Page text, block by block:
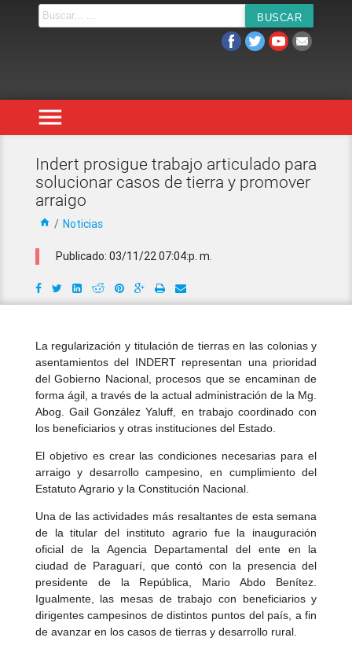
menu
Indert prosigue trabajo articulado para
solucionar casos de tierra y promover
arraigo
home / Noticias
Publicado: 03/11/22 07:04:p. m.
La regularización y titulación de tierras en las colonias y
asentamientos del INDERT representan una prioridad
del Gobierno Nacional, procesos que se encaminan de
forma ágil, a través de la actual administración de la Mg.
Abog. Gail González Yaluff, en trabajo coordinado con
los beneficiarios y otras instituciones del Estado.
El objetivo es crear las condiciones necesarias para el
arraigo y desarrollo campesino, en cumplimiento del
Estatuto Agrario y la Constitución Nacional.
Una de las actividades más resaltantes de esta semana
de la titular del instituto agrario fue la inauguración
oficial de la Agencia Departamental del ente en la
ciudad de Paraguarí, que contó con la presencia del
presidente de la República, Mario Abdo Benítez.
Igualmente, las mesas de trabajo con beneficiarios y
dirigentes campesinos de distintos puntos del país, a fin
de avanzar en los casos de tierras y desarrollo rural.